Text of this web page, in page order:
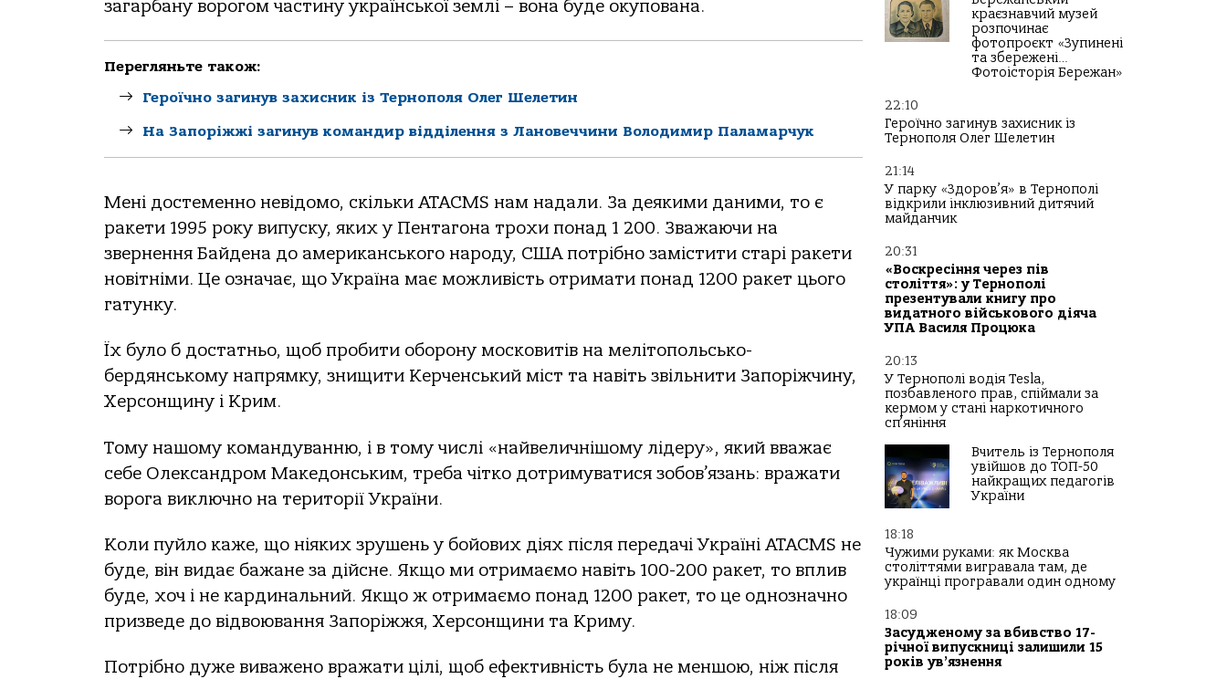
загарбану ворогом частину української землі – вона буде окупована.
Перегляньте також:
Героїчно загинув захисник із Тернополя Олег Шелетин
На Запоріжжі загинув командир відділення з Лановеччини Володимир Паламарчук
Мені достеменно невідомо, скільки ATACMS нам надали. За деякими даними, то є
ракети 1995 року випуску, яких у Пентагона трохи понад 1 200. Зважаючи на
звернення Байдена до американського народу, США потрібно замістити старі ракети
новітніми. Це означає, що Україна має можливість отримати понад 1200 ракет цього
гатунку.
Їх було б достатньо, щоб пробити оборону московитів на мелітопольсько-
бердянському напрямку, знищити Керченський міст та навіть звільнити Запоріжчину,
Херсонщину і Крим.
Тому нашому командуванню, і в тому числі «найвеличнішому лідеру», який вважає
себе Олександром Македонським, треба чітко дотримуватися зобов’язань: вражати
ворога виключно на території України.
Коли пуйло каже, що ніяких зрушень у бойових діях після передачі Україні ATACMS не
буде, він видає бажане за дійсне. Якщо ми отримаємо навіть 100-200 ракет, то вплив
буде, хоч і не кардинальний. Якщо ж отримаємо понад 1200 ракет, то це однозначно
призведе до відвоювання Запоріжжя, Херсонщини та Криму.
Потрібно дуже виважено вражати цілі, щоб ефективність була не меншою, ніж після
краєзнавчий музей
розпочинає
фотопроєкт «Зупинені
та збережені…
Фотоісторія Бережан»
22:10
Героїчно загинув захисник із
Тернополя Олег Шелетин
21:14
У парку «Здоров’я» в Тернополі
відкрили інклюзивний дитячий
майданчик
20:31
«Воскресіння через пів
століття»: у Тернополі
презентували книгу про
видатного військового діяча
УПА Василя Процюка
20:13
У Тернополі водія Tesla,
позбавленого прав, спіймали за
кермом у стані наркотичного
сп’яніння
Вчитель із Тернополя
увійшов до ТОП-50
найкращих педагогів
України
18:18
Чужими руками: як Москва
століттями вигравала там, де
українці програвали один одному
18:09
Засудженому за вбивство 17-
річної випускниці залишили 15
років ув’язнення